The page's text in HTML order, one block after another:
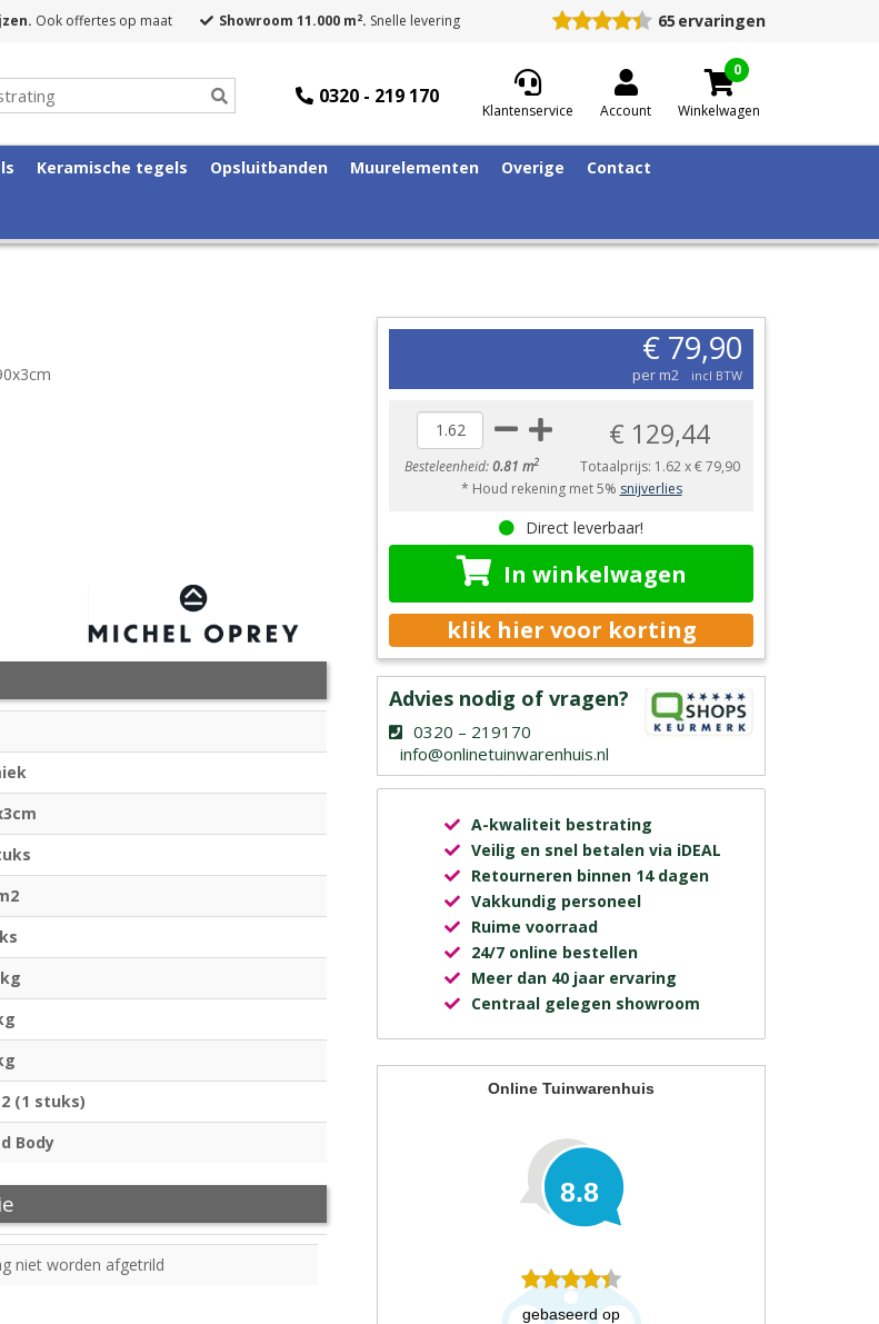
Ook offertes op maat Showroom 11.000 m2. Snelle levering 65 ervaringen
0320 - 219 170
Klantenservice Account
0
Winkelwagen
Keramische tegels Opsluitbanden Muurelementen Overige Contact
(1 stuks)
Body
niet worden afgetrild
€ 79,90
per m2 incl BTW
Besteleenheid:0.81 m2
€ 129,44
Totaalprijs: 1.62x€ 79,90
* Houd rekening met 5% snijverlies
Direct leverbaar!
In winkelwagen
klik hier voor korting
Advies nodig of vragen?
0320 – 219170
info@onlinetuinwarenhuis.nl
A-kwaliteit bestrating
Veilig en snel betalen via iDEAL
Retourneren binnen 14 dagen
Vakkundig personeel
Ruime voorraad
24/7 online bestellen
Meer dan 40 jaar ervaring
Centraal gelegen showroom
Online Tuinwarenhuis
8.8
gebaseerd op